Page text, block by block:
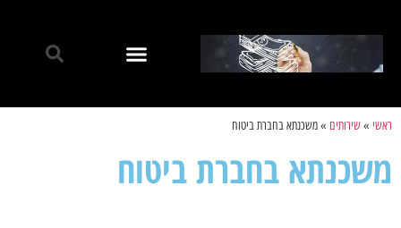
ראשי »שירותים »משכנתא בחברת ביטוח
משכנתא בחברת ביטוח